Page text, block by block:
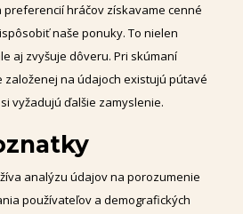
hráčov získavame cenné
naše ponuky. To nielen
aj zvyšuje dôveru. Pri skúmaní
na údajoch existujú pútavé
vyžadujú ďalšie zamyslenie.
analýzu údajov na porozumenie
používateľov a demografických